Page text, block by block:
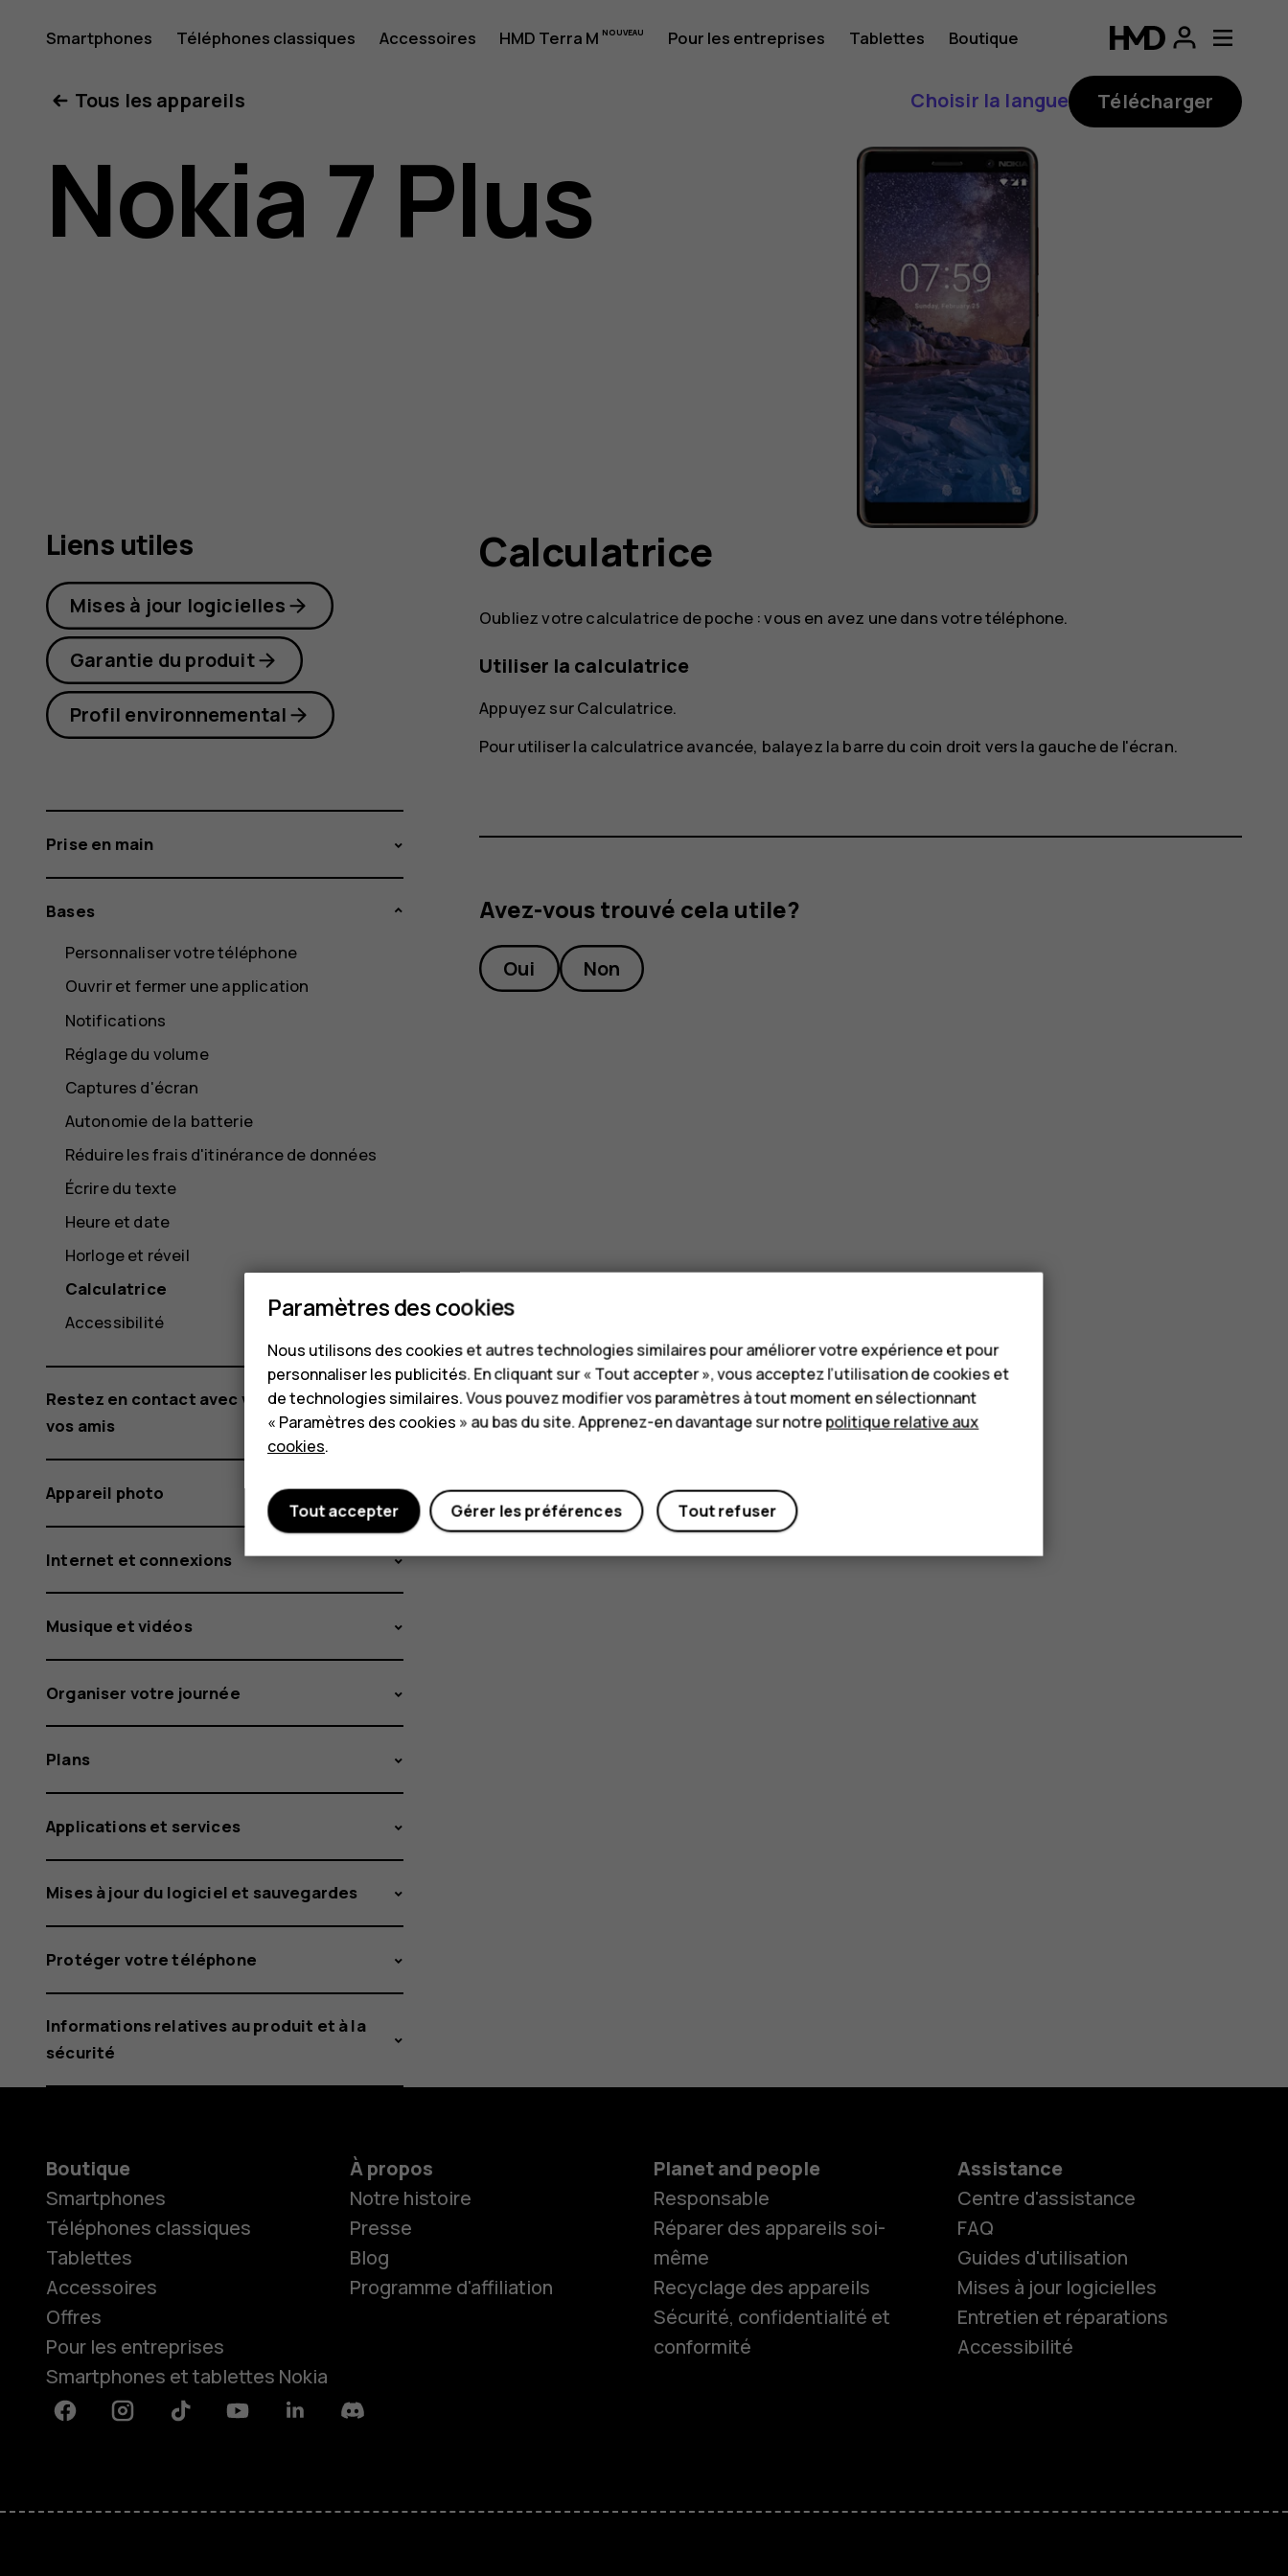
Guide
de
l'utilisateur
Plus
Smartphones Téléphones classiques Accessoires HMD Terra M Pour les entreprises Tablettes Boutique
Smartphones
Tous les appareils Choisir la langue Télécharger
Nokia 7 Plus
Calculatrice
Oubliez votre calculatrice de poche : vous en avez une dans votre téléphone.
Utiliser la calculatrice
Appuyez surCalculatrice.
Pour utiliser la calculatrice avancée, balayez la barre du coin droit vers la gauche de l'écran.
Avez-vous trouvé cela utile?
Oui Non
Liens utiles
Mises à jour logicielles
Garantie du produit
Profil environnemental
Prise en main
Bases
Personnaliser votre téléphone
Ouvrir et fermer une application
Notifications
Réglage du volume
Captures d'écran
Autonomie de la batterie
Réduire les frais d'itinérance de données
Écrire du texte
Heure et date
Horloge et réveil
Calculatrice
Accessibilité
Restez en contact avec votre famille et
vos amis
Appareil photo
Internet et connexions
Musique et vidéos
Organiser votre journée
Plans
Applications et services
Mises à jour du logiciel et sauvegardes
Protéger votre téléphone
Informations relatives au produit et à la
sécurité
Boutique
Smartphones
Téléphones classiques
Tablettes
Accessoires
Offres
Pour les entreprises
Smartphones et tablettes Nokia
À propos
Notre histoire
Presse
Blog
Programme d'affiliation
Planet and people
Responsable
Réparer des appareils soi-
même
Recyclage des appareils
Sécurité, confidentialité et
conformité
Assistance
Centre d'assistance
FAQ
Guides d'utilisation
Mises à jour logicielles
Entretien et réparations
Accessibilité
FacebookInstagramTiktok YoutubeLinkedinDiscord
Paramètres des cookies
Nous utilisons des cookies et autres technologies similaires pour améliorer votre expérience et pour
personnaliser les publicités. En cliquant sur « Tout accepter », vous acceptez l’utilisation de cookies et
de technologies similaires. Vous pouvez modifier vos paramètres à tout moment en sélectionnant
« Paramètres des cookies » au bas du site. Apprenez-en davantage sur notrepolitique relative aux
cookies.
Tout refuser
Gérer les préférences
Tout accepter